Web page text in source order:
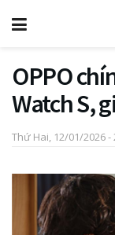
OPPO
Watch S,
Thứ Hai, 12/01/2026 -